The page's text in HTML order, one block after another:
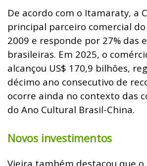
De acordo com o Itamaraty, a
principal parceiro comercial
2009 e responde por 27% das
brasileiras. Em 2025, o
alcançou US$ 170,9 bilhões,
décimo ano consecutivo de
ocorre ainda no contexto das
do Ano Cultural Brasil-China.
Novos investimentos
Vieira também destacou que o